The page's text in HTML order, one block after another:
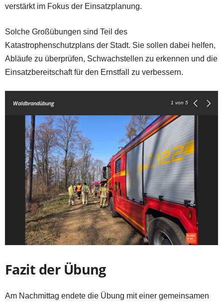
verstärkt im Fokus der Einsatzplanung.
Solche Großübungen sind Teil des
Katastrophenschutzplans der Stadt. Sie sollen dabei helfen,
Abläufe zu überprüfen, Schwachstellen zu erkennen und die
Einsatzbereitschaft für den Ernstfall zu verbessern.
Waldbrandübung 1 von 5
Fazit der Übung
Am Nachmittag endete die Übung mit einer gemeinsamen